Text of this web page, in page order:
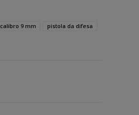
calibro 9 mm
pistola da difesa